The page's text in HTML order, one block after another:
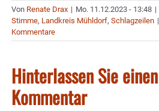
Von Renate Drax | Mo. 11.12.2023 - 13:48 |
Stimme, Landkreis Mühldorf, Schlagzeilen |
Kommentare
Hinterlassen Sie einen
Kommentar